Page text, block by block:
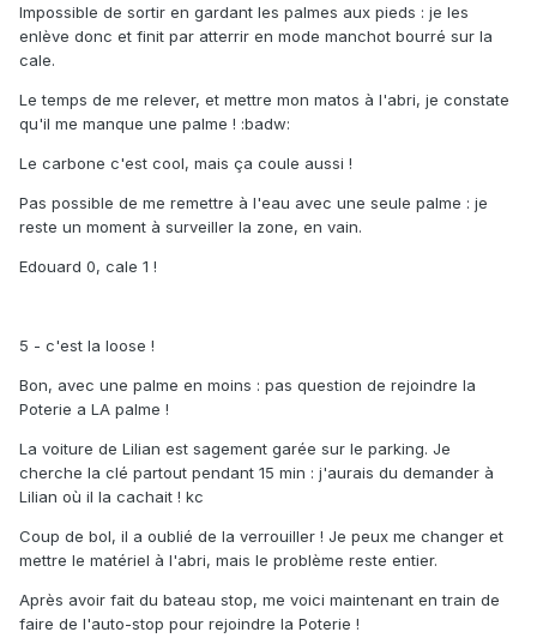
Impossible de sortir en gardant les palmes aux pieds : je les
enlève donc et finit par atterrir en mode manchot bourré sur la
cale.
Le temps de me relever, et mettre mon matos à l'abri, je constate
qu'il me manque une palme ! :badw:
Le carbone c'est cool, mais ça coule aussi !
Pas possible de me remettre à l'eau avec une seule palme : je
reste un moment à surveiller la zone, en vain.
Edouard 0, cale 1 !
5 - c'est la loose !
Bon, avec une palme en moins : pas question de rejoindre la
Poterie a LA palme !
La voiture de Lilian est sagement garée sur le parking. Je
cherche la clé partout pendant 15 min : j'aurais du demander à
Lilian où il la cachait ! kc
Coup de bol, il a oublié de la verrouiller ! Je peux me changer et
mettre le matériel à l'abri, mais le problème reste entier.
Après avoir fait du bateau stop, me voici maintenant en train de
faire de l'auto-stop pour rejoindre la Poterie !